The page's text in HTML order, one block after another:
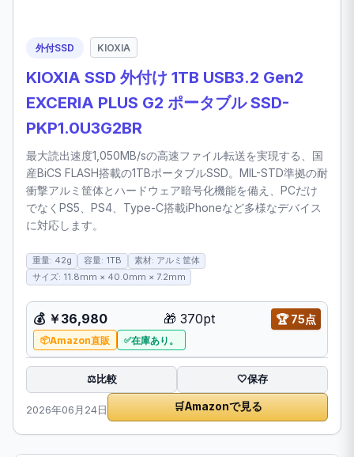
外付SSD KIOXIA
KIOXIA SSD 外付け 1TB USB3.2 Gen2
EXCERIA PLUS G2 ポータブル SSD-
PKP1.0U3G2BR
最大読出速度1,050MB/sの高速ファイル転送を実現する、国
産BiCS FLASH搭載の1TBポータブルSSD。MIL-STD準拠の耐
衝撃アルミ筐体とハードウェア暗号化機能を備え、PCだけ
でなくPS5、PS4、Type-C搭載iPhoneなど多様なデバイス
に対応します。
重量: 42g 容量: 1TB
素材: アルミ筐体
サイズ: 11.8mm × 40.0mm × 7.2mm
💰 ￥36,980 🎁 370pt 🏆75点
Amazon直販 在庫あり。
⚖️比較 🤍保存
2026年06月24日 🛒Amazonで見る